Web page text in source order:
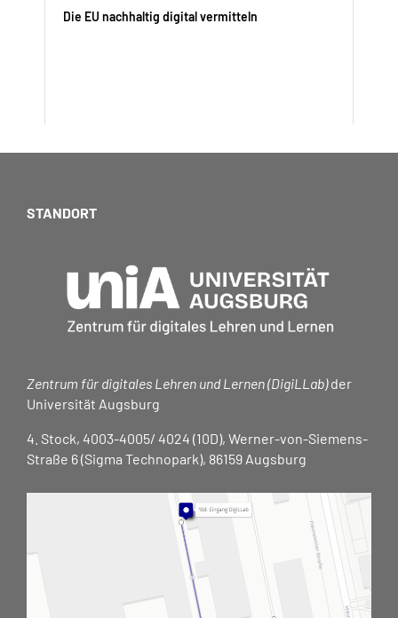
Die EU nachhaltig digital vermitteln
STANDORT
Zentrum für digitales Lehren und Lernen (DigiLLab)der
Universität Augsburg
4. Stock, 4003-4005/ 4024 (10D), Werner-von-Siemens-
Straße 6 (Sigma Technopark), 86159 Augsburg